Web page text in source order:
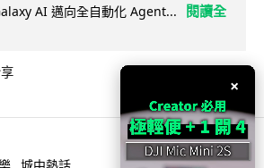
AI 邁向全自動化 Agent...
閱讀全
×